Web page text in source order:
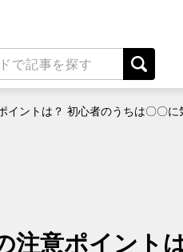
イントは？ 初心者のうちは〇〇
注意ポイント